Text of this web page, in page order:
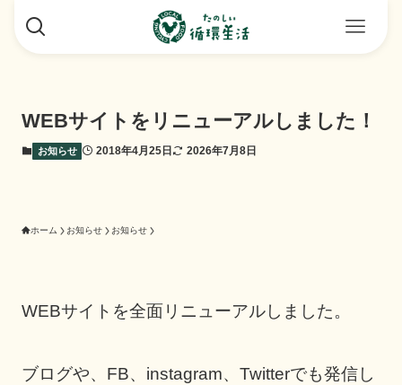
WEBサイトをリニューアルしました！
お知らせ 2018年4月25日 2026年7月8日
ホーム お知らせ お知らせ
WEBサイトを全面リニューアルしました。
ブログや、FB、instagram、Twitterでも発信し